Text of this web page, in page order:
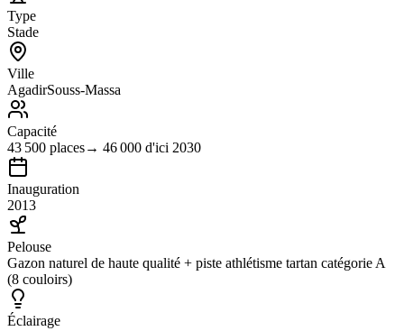
Type
Stade
Ville
AgadirSouss-Massa
Capacité
43 500 places→ 46 000 d'ici 2030
Inauguration
2013
Pelouse
Gazon naturel de haute qualité + piste athlétisme tartan catégorie A
(8 couloirs)
Éclairage